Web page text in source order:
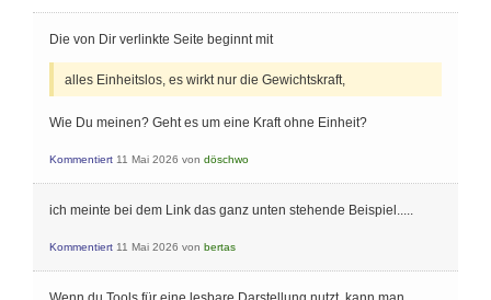
Die von Dir verlinkte Seite beginnt mit
alles Einheitslos, es wirkt nur die Gewichtskraft,
Wie Du meinen? Geht es um eine Kraft ohne Einheit?
Kommentiert 11 Mai 2026 von döschwo
ich meinte bei dem Link das ganz unten stehende Beispiel.....
Kommentiert 11 Mai 2026 von bertas